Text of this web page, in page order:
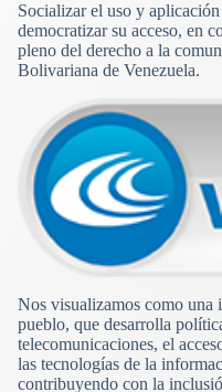
Socializar el uso y
democratizar su acceso, en
pleno del derecho a la
Bolivariana de Venezuela.
Nos visualizamos como
pueblo, que desarrolla
telecomunicaciones, el
las tecnologías de la
contribuyendo con la